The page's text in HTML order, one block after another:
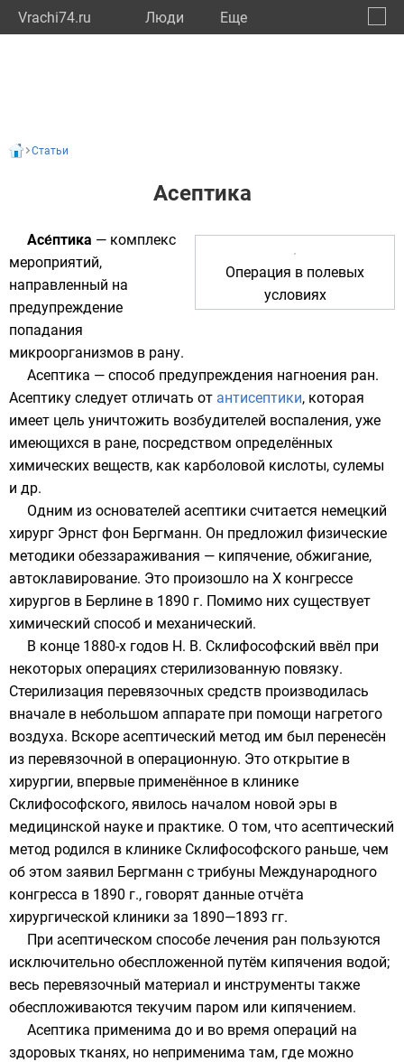
Vrachi74.ru Люди Eще
Статьи
Асептика
Операция в полевых
условиях
Асе́птика — комплекс
мероприятий,
направленный на
предупреждение
попадания
микроорганизмов в рану.
Асептика — способ предупреждения нагноения ран.
Асептику следует отличать от антисептики, которая
имеет цель уничтожить возбудителей воспаления, уже
имеющихся в ране, посредством определённых
химических веществ, как карболовой кислоты, сулемы
и др.
Одним из основателей асептики считается немецкий
хирург Эрнст фон Бергманн. Он предложил физические
методики обеззараживания — кипячение, обжигание,
автоклавирование. Это произошло на X конгрессе
хирургов в Берлине в 1890 г. Помимо них существует
химический способ и механический.
В конце 1880-х годов Н. В. Склифософский ввёл при
некоторых операциях стерилизованную повязку.
Стерилизация перевязочных средств производилась
вначале в небольшом аппарате при помощи нагретого
воздуха. Вскоре асептический метод им был перенесён
из перевязочной в операционную. Это открытие в
хирургии, впервые применённое в клинике
Склифософского, явилось началом новой эры в
медицинской науке и практике. О том, что асептический
метод родился в клинике Склифософского раньше, чем
об этом заявил Бергманн с трибуны Международного
конгресса в 1890 г., говорят данные отчёта
хирургической клиники за 1890—1893 гг.
При асептическом способе лечения ран пользуются
исключительно обеспложенной путём кипячения водой;
весь перевязочный материал и инструменты также
обеспложиваются текучим паром или кипячением.
Асептика применима до и во время операций на
здоровых тканях, но неприменима там, где можно